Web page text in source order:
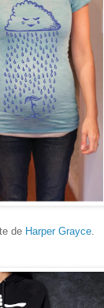
de Harper Grayce